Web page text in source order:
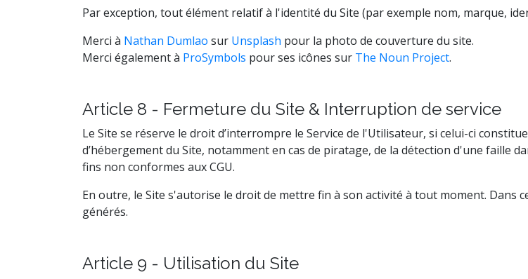
Par exception, tout élément relatif à l'identité du Site (par exemple nom, marque,
Merci à Nathan Dumlao sur Unsplash pour la photo de couverture du site.
Merci également à ProSymbols pour ses icônes sur The Noun Project.
Article 8 - Fermeture du Site & Interruption de service
Le Site se réserve le droit d’interrompre le Service de l'Utilisateur, si celui-ci
d’hébergement du Site, notamment en cas de piratage, de la détection d'une faille
fins non conformes aux CGU.
En outre, le Site s'autorise le droit de mettre fin à son activité à tout moment. Dans
générés.
Article 9 - Utilisation du Site